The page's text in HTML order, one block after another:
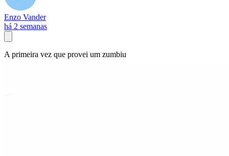
Enzo Vander
há 2 semanas
A primeira vez que provei um zumbiu